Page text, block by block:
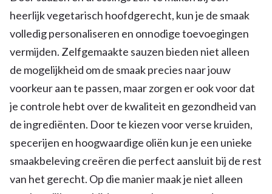
heerlijk vegetarisch hoofdgerecht, kun je de smaak
volledig personaliseren en onnodige toevoegingen
vermijden. Zelfgemaakte sauzen bieden niet alleen
de mogelijkheid om de smaak precies naar jouw
voorkeur aan te passen, maar zorgen er ook voor dat
je controle hebt over de kwaliteit en gezondheid van
de ingrediënten. Door te kiezen voor verse kruiden,
specerijen en hoogwaardige oliën kun je een unieke
smaakbeleving creëren die perfect aansluit bij de rest
van het gerecht. Op die manier maak je niet alleen